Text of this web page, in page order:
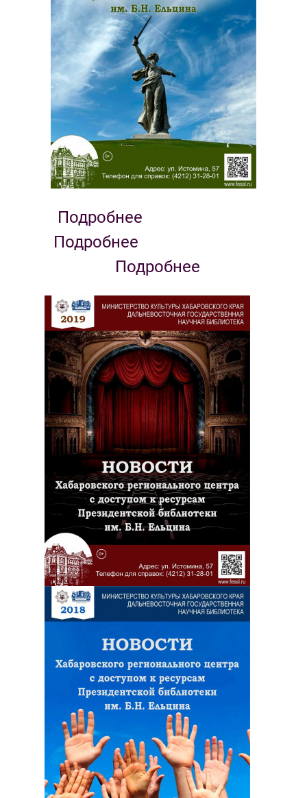
Подробнее
Подробнее
Подробнее